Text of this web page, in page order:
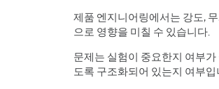
제품 엔지니어링에서는 강도,
으로 영향을 미칠 수 있습니다.
문제는 실험이 중요한지 여부
도록 구조화되어 있는지 여부입